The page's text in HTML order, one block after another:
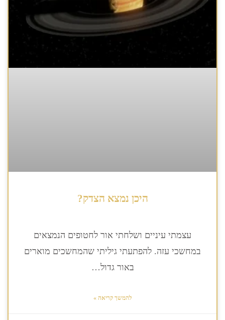
היכן נמצא הצדק?
עצמתי עיניים ושלחתי אור לחטופים הנמצאים
במחשכי עזה. להפתעתי גיליתי שהמחשכים מוארים
באור גדול…
להמשך קריאה »